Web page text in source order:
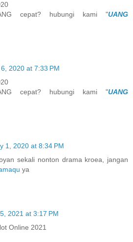
cepat? hubungi kami "UANG
2020 at 7:33 PM
cepat? hubungi kami "UANG
1, 2020 at 8:34 PM
sekali nonton drama kroea, jangan
ya
2021 at 3:17 PM
Online 2021